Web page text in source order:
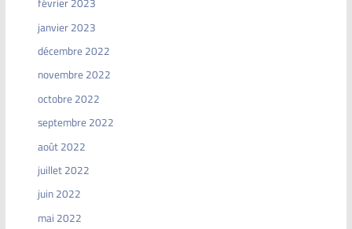
janvier 2023
décembre 2022
novembre 2022
octobre 2022
septembre 2022
août 2022
juillet 2022
juin 2022
mai 2022